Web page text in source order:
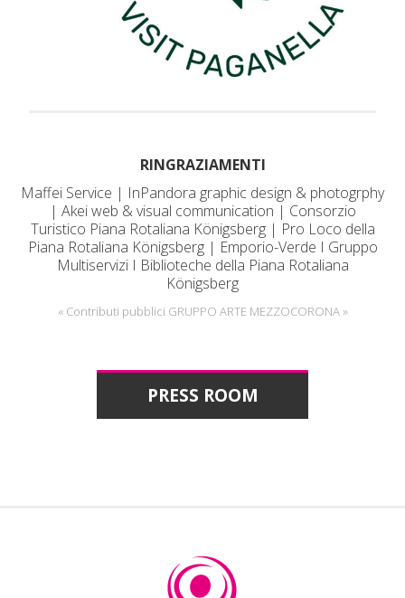
RINGRAZIAMENTI
Maffei Service | InPandora graphic design & photogrphy
| Akei web & visual communication | Consorzio
Turistico Piana Rotaliana Königsberg | Pro Loco della
Piana Rotaliana Königsberg | Emporio-Verde I Gruppo
Multiservizi I Biblioteche della Piana Rotaliana
Königsberg
« Contributi pubblici GRUPPO ARTE MEZZOCORONA »
PRESS ROOM